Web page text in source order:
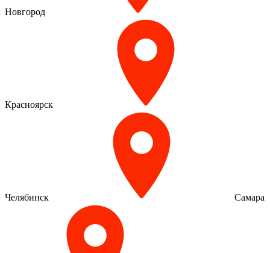
Новгород
Красноярск
Челябинск Самара